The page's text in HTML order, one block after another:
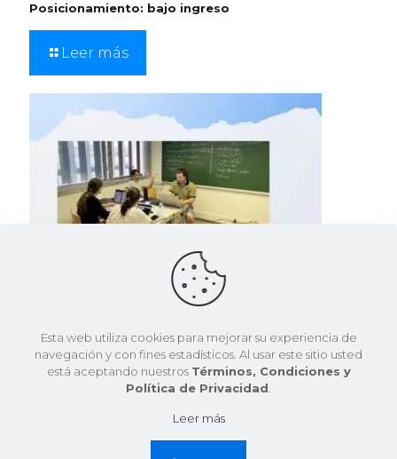
Posicionamiento: bajo ingreso
Leer más
Esta web utiliza cookies para mejorar su experiencia de
navegación y con fines estadísticos. Al usar este sitio usted
está aceptando nuestros Términos, Condiciones y
Política de Privacidad
Leer más